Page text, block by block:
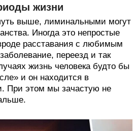
жизни
выше, лиминальными могут
Иногда это непростые
расставания с любимым
переезд и так
жизнь человека будто бы
и он находится в
При этом мы зачастую не